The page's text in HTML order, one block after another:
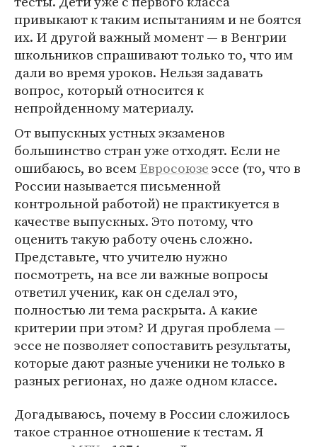
привыкают к таким испытаниям и не боятся
их. И другой важный момент — в Венгрии
школьников спрашивают только то, что им
дали во время уроков. Нельзя задавать
вопрос, который относится к
непройденному материалу.
От выпускных устных экзаменов
большинство стран уже отходят. Если не
ошибаюсь, во всемЕвросоюзеэссе (то, что в
России называется письменной
контрольной работой) не практикуется в
качестве выпускных. Это потому, что
оценить такую работу очень сложно.
Представьте, что учителю нужно
посмотреть, на все ли важные вопросы
ответил ученик, как он сделал это,
полностью ли тема раскрыта. А какие
критерии при этом? И другая проблема —
эссе не позволяет сопоставить результаты,
которые дают разные ученики не только в
разных регионах, но даже одном классе.
Догадываюсь, почему в России сложилось
такое странное отношение к тестам. Я